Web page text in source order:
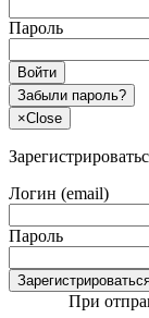
Пароль
Войти
Забыли пароль?
×Close
Логин (email)
Пароль
При